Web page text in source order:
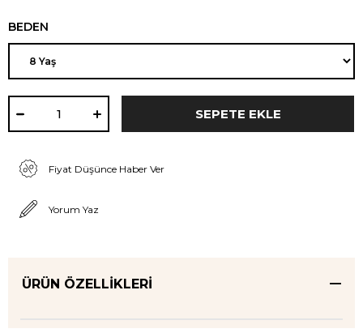
BEDEN
Fiyat Düşünce Haber Ver
Yorum Yaz
ÜRÜN ÖZELLIKLERI